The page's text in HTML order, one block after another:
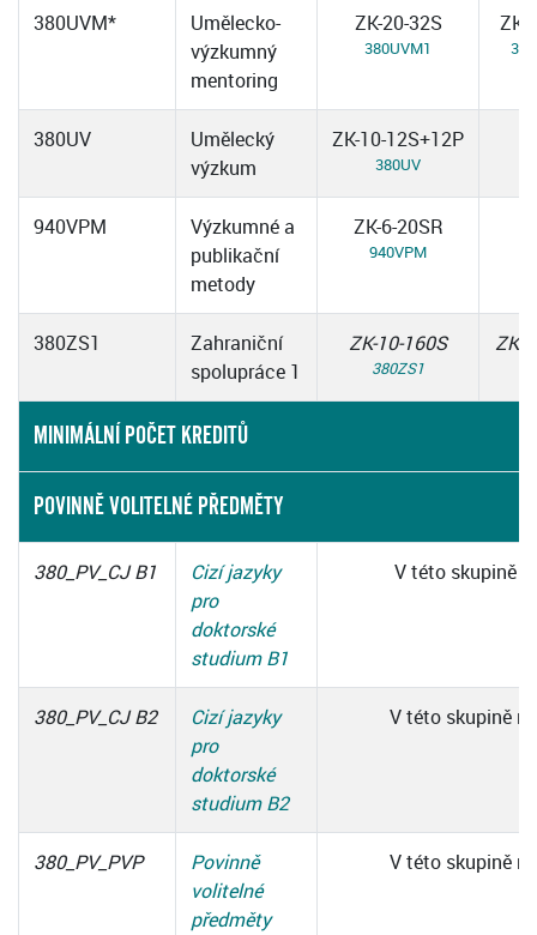
380UVM*
Umělecko-
výzkumný
mentoring
ZK-20-32S
380UVM1
ZK-
380UV
Umělecký
výzkum
ZK-10-12S+12P
380UV
940VPM
Výzkumné a
publikační
metody
ZK-6-20SR
940VPM
380ZS1
Zahraniční
spolupráce 1
ZK-10-160S
380ZS1
ZK-
MINIMÁLNÍ POČET KREDITŮ
POVINNĚ VOLITELNÉ PŘEDMĚTY
380_PV_CJ B1
Cizí jazyky
pro
doktorské
studium B1
V této skupině
380_PV_CJ B2
Cizí jazyky
pro
doktorské
studium B2
V této skupině
380_PV_PVP
Povinně
volitelné
předměty
V této skupině